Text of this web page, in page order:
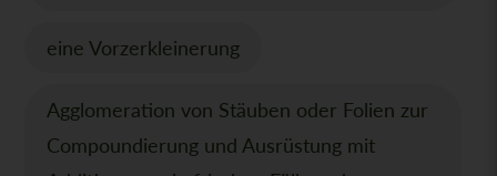
eine Vorzerkleinerung
Agglomeration von Stäuben oder Folien zur
Compoundierung und Ausrüstung mit